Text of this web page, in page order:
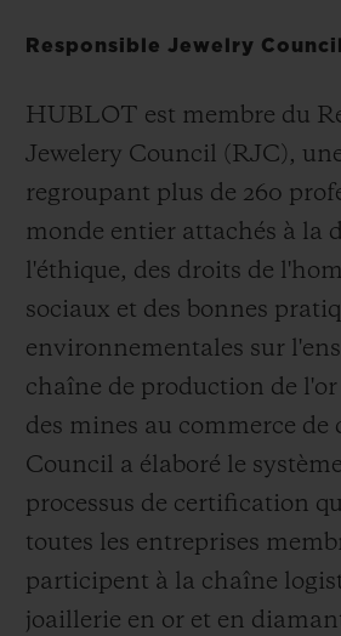
Responsible Jewelry
HUBLOT est membre du
Jewelery Council (RJC),
regroupant plus de 260
monde entier attachés à la
l'éthique, des droits de
sociaux et des bonnes
environnementales sur
chaîne de production de
des mines au commerce de
Council a élaboré le
processus de certification
toutes les entreprises
participent à la chaîne
joaillerie en or et en